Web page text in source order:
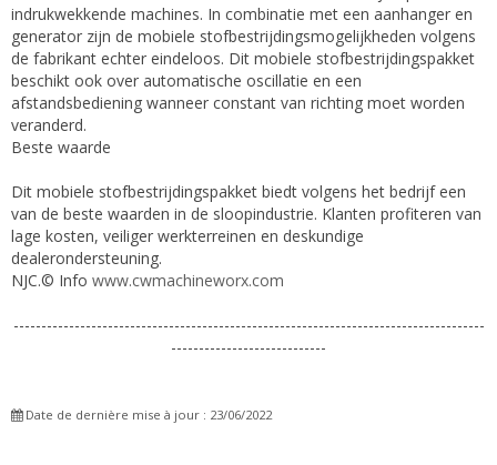
indrukwekkende machines. In combinatie met een aanhanger en
generator zijn de mobiele stofbestrijdingsmogelijkheden volgens
de fabrikant echter eindeloos. Dit mobiele stofbestrijdingspakket
beschikt ook over automatische oscillatie en een
afstandsbediening wanneer constant van richting moet worden
veranderd.
Beste waarde
Dit mobiele stofbestrijdingspakket biedt volgens het bedrijf een
van de beste waarden in de sloopindustrie. Klanten profiteren van
lage kosten, veiliger werkterreinen en deskundige
dealerondersteuning.
NJC.© Info www.cwmachineworx.com
-------------------------------------------------------------------------------------
----------------------------
Date de dernière mise à jour : 23/06/2022